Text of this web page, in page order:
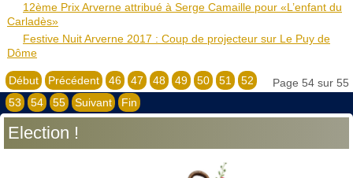
12ème Prix Arverne attribué à Serge Camaille pour «L’enfant du
Carladès»
Festive Nuit Arverne 2017 : Coup de projecteur sur Le Puy de
Dôme
Page 54 sur 55
Début Précédent 46 47 48 49 50 51
52
53
54 55 Suivant Fin
Election !